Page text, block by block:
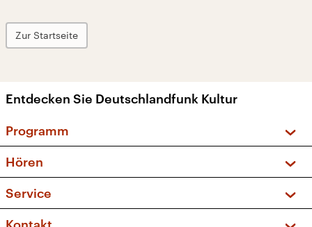
Zur Startseite
Entdecken Sie Deutschlandfunk Kultur
Programm
Sendungen und Podcasts
Musikliste
Kakadu – Das Kinderprogramm
Hören
Frequenzen (UKW + DAB+)
Service
FAQ